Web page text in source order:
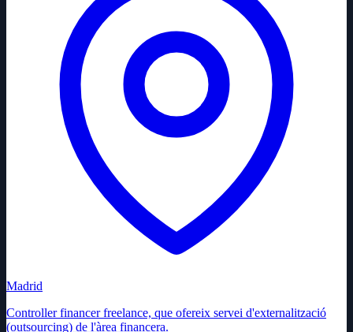
Madrid
Controller financer freelance, que ofereix servei d'externalització
(outsourcing) de l'àrea financera.